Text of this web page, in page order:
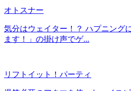
オトスナー
気分はウェイター！？ ハプニング
ます！」の掛け声でゲ...
リフトイット！パーティ